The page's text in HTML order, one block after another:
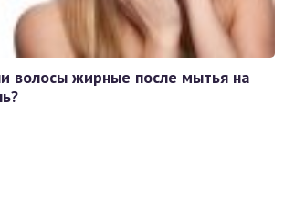
волосы жирные после мытья на